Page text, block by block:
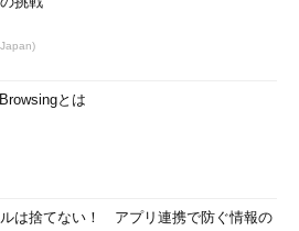
とは
は捨てない！ アプリ連携で防ぐ情報の